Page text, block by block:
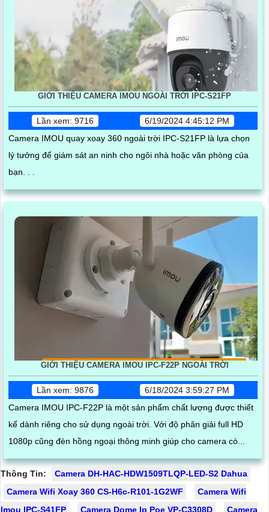
GIỚI THIỆU CAMERA IMOU NGOÀI TRỜI IPC-S21FP
Lần xem: 9716
6/19/2024 4:45:12 PM
Camera IMOU quay xoay 360 ngoài trời IPC-S21FP là lựa chọn
lý tưởng để giám sát an ninh cho ngôi nhà hoặc văn phòng của
bạn. . .
GIỚI THIỆU CAMERA IMOU IPC-F22P NGOÀI TRỜI
Lần xem: 9876
6/18/2024 3:59:27 PM
Camera IMOU IPC-F22P là một sản phẩm chất lượng được thiết
kế dành riêng cho sử dụng ngoài trời. Với độ phân giải full HD
1080p cũng đèn hồng ngoại thông minh giúp cho camera có...
Thông Tin:
Camera DH-HAC-HDW1509TLQP-LED-S2 Dahua
Camera Wifi Xoay 360 CS-H6c-R101-1G2WF
Camera Wifi
Imou IPC-S41FP
Camera Dome Ip Poe VP-C3308D Camera